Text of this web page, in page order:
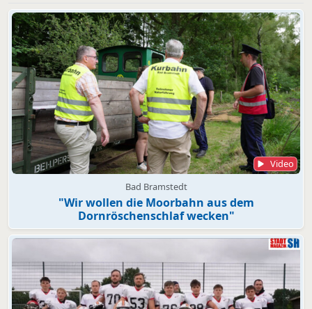
Video
Bad Bramstedt
"Wir wollen die Moorbahn aus dem
Dornröschenschlaf wecken"